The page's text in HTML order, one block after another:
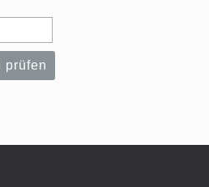
prüfen